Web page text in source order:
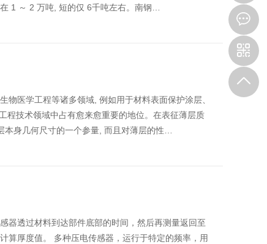
1 ～ 2 万吨, 短的仅 6千吨左右。南钢…
医学工程等诸多领域, 例如用于材料表面保护涂层、
程技术领域中占有愈来愈重要的地位。在表征薄层质
身几何尺寸的一个参量, 而且对薄层的性…
器透过材料到达部件底部的时间，然后再测量返回至
算厚度值。 多种压电传感器，运行于特定的频率，用